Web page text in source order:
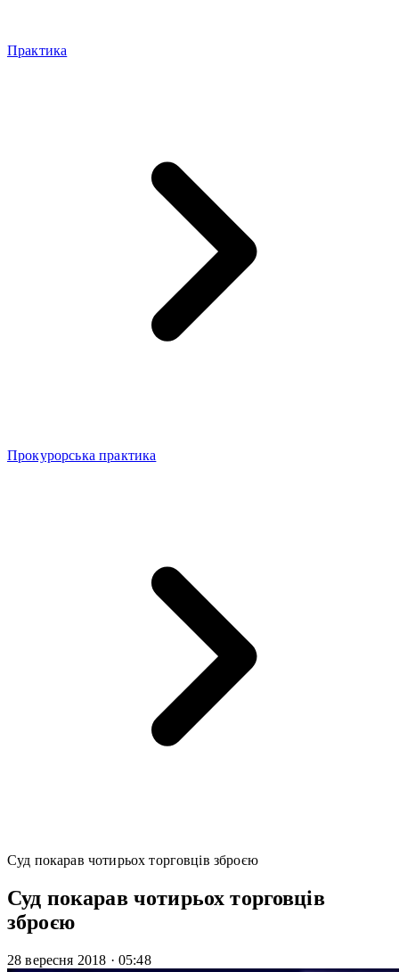
Практика
Прокурорська практика
Суд покарав чотирьох торговців зброєю
Суд покарав чотирьох торговців
зброєю
28 вересня 2018 · 05:48